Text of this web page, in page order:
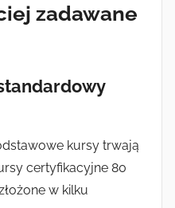
zadawane
kursy trwają
certyfikacyjne 80
w kilku